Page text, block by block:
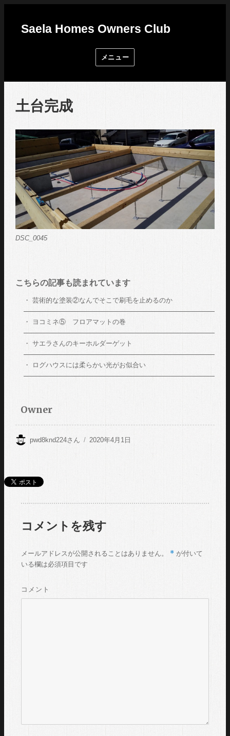
Saela Homes Owners Club
メニュー
土台完成
DSC_0045
こちらの記事も読まれています
芸術的な塗装②なんでそこで刷毛を止めるのか
ヨコミネ⑤ フロアマットの巻
サエラさんのキーホルダーゲット
ログハウスには柔らかい光がお似合い
Owner
投
pwd8knd224さん
投
2020年4月1日
コメントを残す
メールアドレスが公開されることはありません。 * が付いて
いる欄は必須項目です
コメント